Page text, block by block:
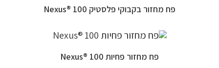
פח מחזור בקבוקי פלסטיק 100 ®Nexus
פח מחזור פחיות 100 ®Nexus